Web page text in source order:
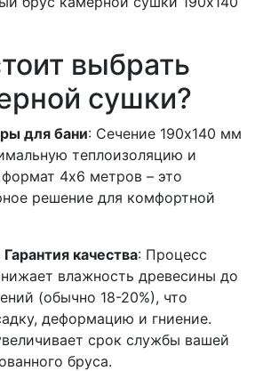
выбрать
сушки?
для бани: Сечение 190х140 мм
теплоизоляцию и
4х6 метров – это
решение для комфортной
Гарантия качества: Процесс
влажность древесины до
(обычно 18-20%), что
деформацию и гниение.
срок службы вашей
бруса.